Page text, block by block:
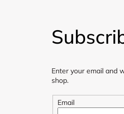
Enter your email and
shop.
Email